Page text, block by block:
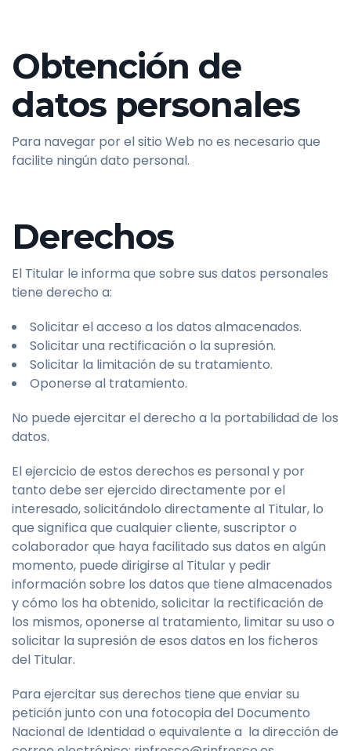
Obtención de
datos personales
Para navegar por el sitio Web no es necesario que
facilite ningún dato personal.
Derechos
El Titular le informa que sobre sus datos personales
tiene derecho a:
Solicitar el acceso a los datos almacenados.
Solicitar una rectificación o la supresión.
Solicitar la limitación de su tratamiento.
Oponerse al tratamiento.
No puede ejercitar el derecho a la portabilidad de los
datos.
El ejercicio de estos derechos es personal y por
tanto debe ser ejercido directamente por el
interesado, solicitándolo directamente al Titular, lo
que significa que cualquier cliente, suscriptor o
colaborador que haya facilitado sus datos en algún
momento, puede dirigirse al Titular y pedir
información sobre los datos que tiene almacenados
y cómo los ha obtenido, solicitar la rectificación de
los mismos, oponerse al tratamiento, limitar su uso o
solicitar la supresión de esos datos en los ficheros
del Titular.
Para ejercitar sus derechos tiene que enviar su
petición junto con una fotocopia del Documento
Nacional de Identidad o equivalente a la dirección de